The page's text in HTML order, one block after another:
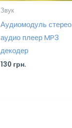
Звук
Аудиомодуль стерео
аудио плеер MP3
декодер
130 грн.